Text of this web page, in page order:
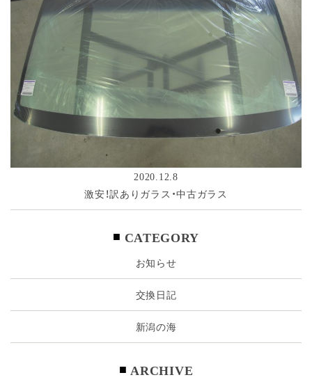
2020.12.8
激安！訳ありガラス・中古ガラス
CATEGORY
お知らせ
交換日記
新潟の海
ARCHIVE